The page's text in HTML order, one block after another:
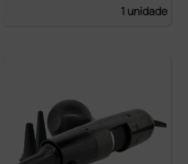
1 unidade